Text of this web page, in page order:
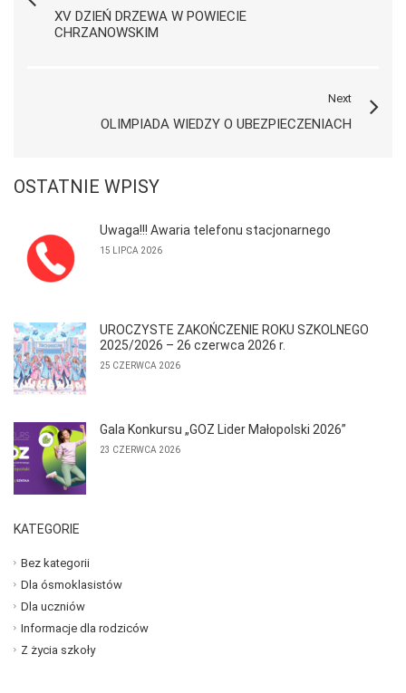
XV DZIEŃ DRZEWA W POWIECIE
CHRZANOWSKIM
Next
OLIMPIADA WIEDZY O UBEZPIECZENIACH
OSTATNIE WPISY
Uwaga!!! Awaria telefonu stacjonarnego
15 LIPCA 2026
UROCZYSTE ZAKOŃCZENIE ROKU SZKOLNEGO
2025/2026 – 26 czerwca 2026 r.
25 CZERWCA 2026
Gala Konkursu „GOZ Lider Małopolski 2026”
23 CZERWCA 2026
KATEGORIE
Bez kategorii
Dla ósmoklasistów
Dla uczniów
Informacje dla rodziców
Z życia szkoły